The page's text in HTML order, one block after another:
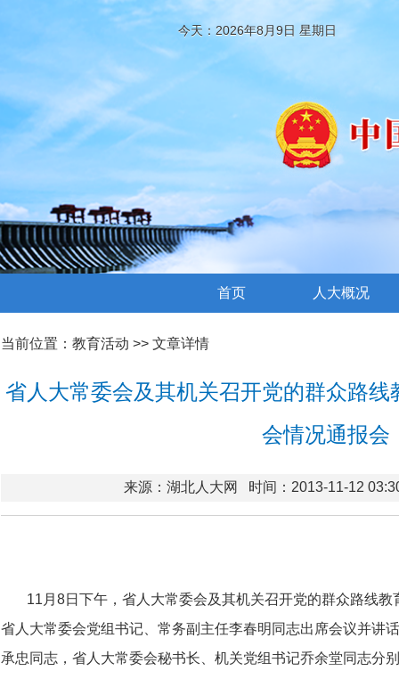
今天：2026年8月9日 星期日
首页 人大概况
当前位置： 教育活动 >> 文章详情
省人大常委会及其机关召开党的群众路
会情况通报会
来源：湖北人大网 时间：2013-11-12
11月8日下午，省人大常委会及其机关召开党的群众路线
省人大常委会党组书记、常务副主任李春明同志出席会议并讲
承忠同志，省人大常委会秘书长、机关党组书记乔余堂同志分